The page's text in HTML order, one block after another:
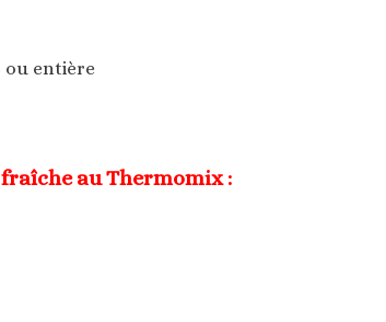
ou entière
au Thermomix :